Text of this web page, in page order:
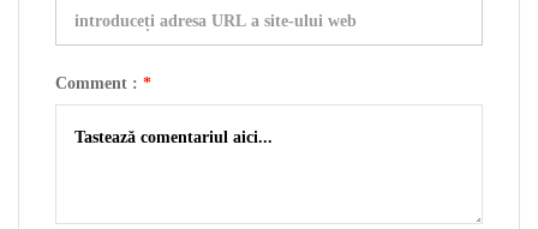
Comment : *